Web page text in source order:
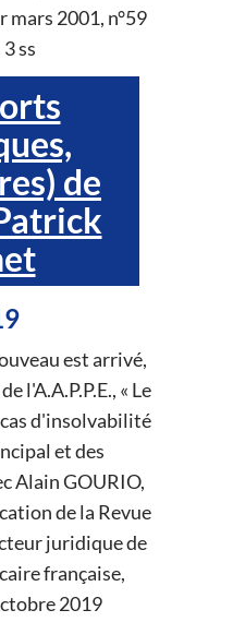
mars 2001, n°59
ss
de
est arrivé,
l'A.A.P.P.E., « Le
d'insolvabilité
et des
Alain GOURIO,
de la Revue
juridique de
française,
2019